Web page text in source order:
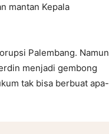
mantan Kepala
Palembang. Namun
menjadi gembong
tak bisa berbuat apa-